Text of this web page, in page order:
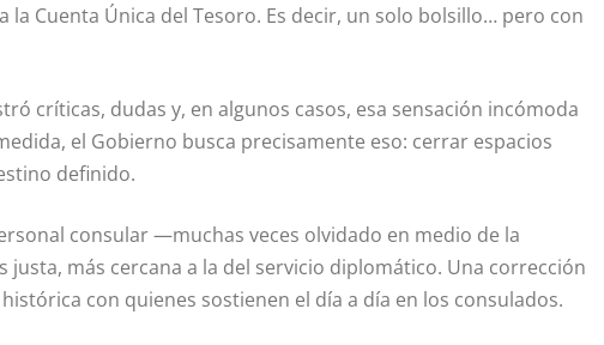
Cuenta Única del Tesoro. Es decir, un solo bolsillo… pero con
críticas, dudas y, en algunos casos, esa sensación incómoda
el Gobierno busca precisamente eso: cerrar espacios
definido.
consular —muchas veces olvidado en medio de la
más cercana a la del servicio diplomático. Una corrección
con quienes sostienen el día a día en los consulados.